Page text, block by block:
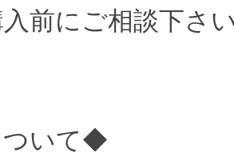
前にご相談下さ
いて◆